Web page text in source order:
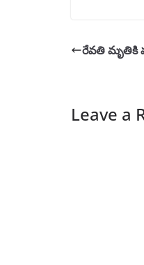
రేవతి మృ‌తికి
Leave a